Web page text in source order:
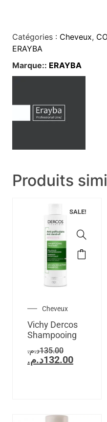
Catégories : Cheveux,
ERAYBA
Marque:: ERAYBA
Produits
SALE!
Cheveux
Vichy Dercos
Shampooing
135.00د.م.
132.00د.م.